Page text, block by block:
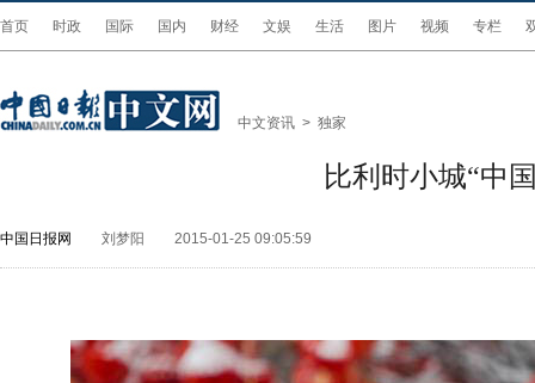
首页 时政 国际 国内 财经 文娱 生活 图片 视频 专栏
中文资讯 > 独家
比利时小城“中
中国日报网 刘梦阳 2015-01-25 09:05:59